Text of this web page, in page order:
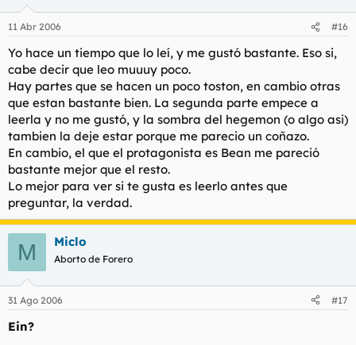
que le encantaba todo lo relacionado con este género. Y de
ello viene mi afición por la ciencia ficción.
Otro muy bueno que me leí hace poco: Un Mundo Feliz, de
Aldous Huxley. Presenta lo que sería la sociedad perfecta.
Perfecta en apariencia, claro está. Un mundo mecanizado
donde cada ser humano es una pieza fundamental, pero mera
pieza al fin y al cabo, para que dicha máquina funcione.
Además trata el tema de la clonación, la libertad, la sociedad
dividida en castas, Malpaís, el soma... En fin, que hay que leerlo
porque es muy interesante.
11 Abr 2006 #16
Yo hace un tiempo que lo leí, y me gustó bastante. Eso si,
cabe decir que leo muuuy poco.
Hay partes que se hacen un poco toston, en cambio otras
que estan bastante bien. La segunda parte empece a
leerla y no me gustó, y la sombra del hegemon (o algo asi)
tambien la deje estar porque me parecio un coñazo.
En cambio, el que el protagonista es Bean me pareció
bastante mejor que el resto.
Lo mejor para ver si te gusta es leerlo antes que
preguntar, la verdad.
M Miclo
Aborto de Forero
31 Ago 2006 #17
Ein?